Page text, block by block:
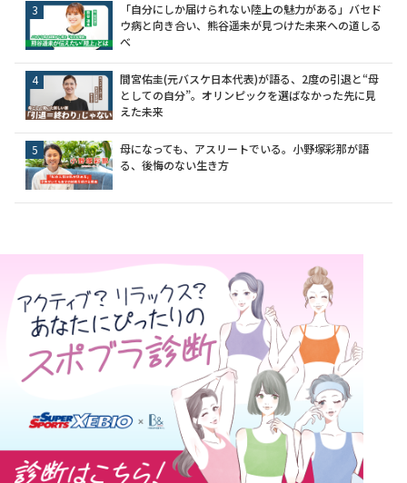
「自分にしか届けられない陸上の魅力がある」バセド
ウ病と向き合い、熊谷遥未が見つけた未来への道しる
べ
間宮佑圭(元バスケ日本代表)が語る、2度の引退と“母
としての自分”。オリンピックを選ばなかった先に見
えた未来
母になっても、アスリートでいる。小野塚彩那が語
る、後悔のない生き方